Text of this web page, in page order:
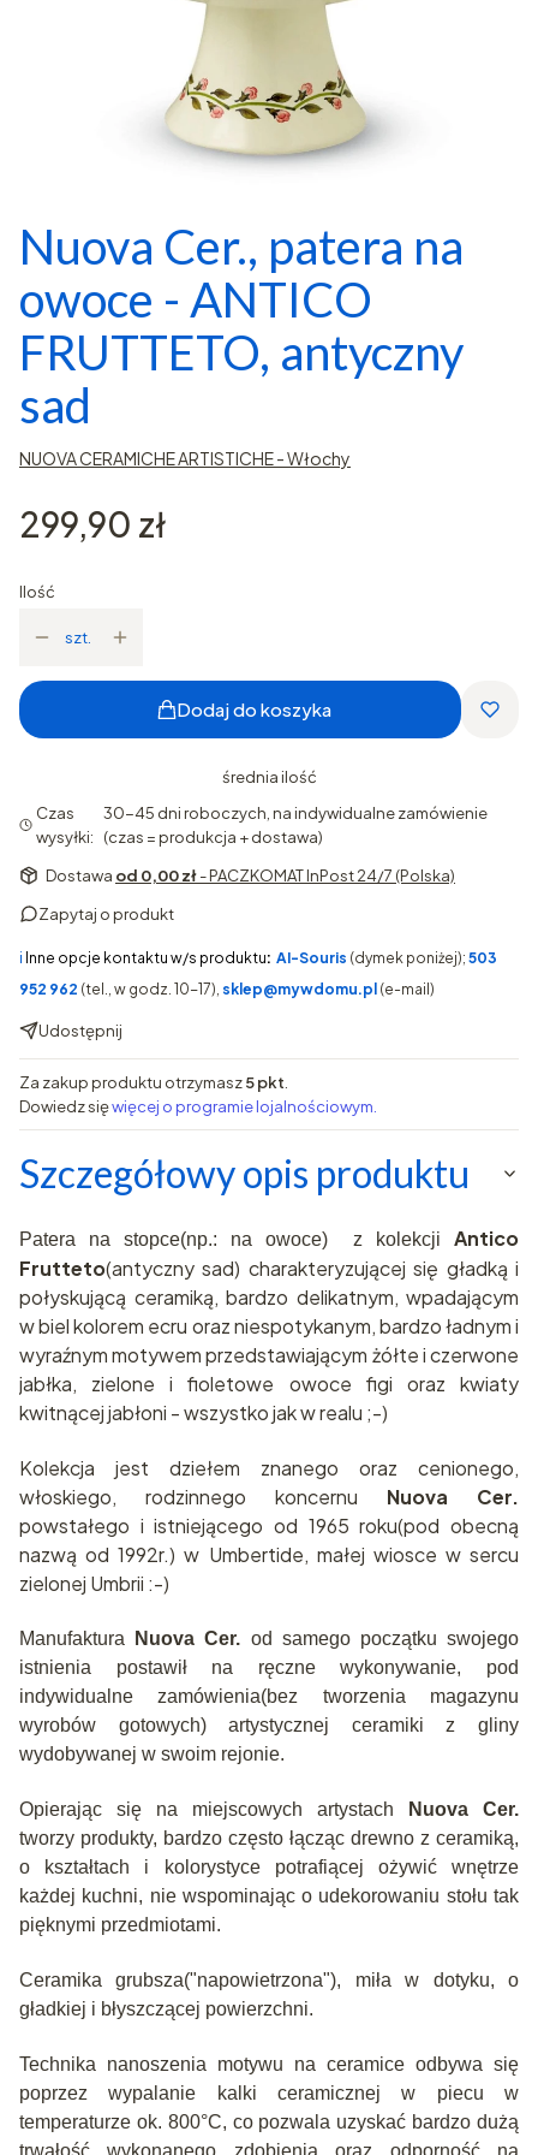
Nuova Cer., patera na
owoce - ANTICO
FRUTTETO, antyczny
sad
NUOVA CERAMICHE ARTISTICHE - Włochy
Cena
299,90 zł
Ilość
szt.
Dodaj do koszyka
średnia ilość
Czas
wysyłki:
30-45 dni roboczych, na indywidualne zamówienie
(czas = produkcja + dostawa)
Dostawa od 0,00 zł- PACZKOMAT InPost 24/7 (Polska)
Zapytaj o produkt
ℹ️ Inne opcje kontaktu w/s produktu: AI-Souris (dymek poniżej); 503
952 962 (tel., w godz. 10-17), sklep@mywdomu.pl (e-mail)
Udostępnij
Za zakup produktu otrzymasz5 pkt
Dowiedz sięwięcej o programie lojalnościowym.
Szczegółowy opis produktu
Patera na stopce(np.: na owoce) z kolekcji Antico
Frutteto(antyczny sad) charakteryzującej się gładką i
połyskującą ceramiką, bardzo delikatnym, wpadającym
w biel kolorem ecru oraz niespotykanym, bardzo ładnym i
wyraźnym motywem przedstawiającym żółte i czerwone
jabłka, zielone i fioletowe owoce figi oraz kwiaty
kwitnącej jabłoni - wszystko jak w realu ;-)
Kolekcja jest dziełem znanego oraz cenionego,
włoskiego, rodzinnego koncernu Nuova Cer.
powstałego i istniejącego od 1965 roku(pod obecną
nazwą od 1992r.) w Umbertide, małej wiosce w sercu
zielonej Umbrii :-)
Manufaktura Nuova Cer. od samego początku swojego
istnienia postawił na ręczne wykonywanie, pod
indywidualne zamówienia(bez tworzenia magazynu
wyrobów gotowych) artystycznej ceramiki z gliny
wydobywanej w swoim rejonie.
Opierając się na miejscowych artystach
Nuova Cer.
tworzy produkty, bardzo często łącząc drewno z ceramiką,
o kształtach i kolorystyce potrafiącej ożywić wnętrze
każdej kuchni, nie wspominając o udekorowaniu stołu tak
pięknymi przedmiotami.
Ceramika grubsza("napowietrzona"), miła w dotyku, o
gładkiej i błyszczącej powierzchni.
Technika nanoszenia motywu na ceramice odbywa się
poprzez wypalanie kalki ceramicznej w piecu w
temperaturze ok. 800°C, co pozwala uzyskać bardzo dużą
trwałość wykonanego zdobienia oraz odporność na